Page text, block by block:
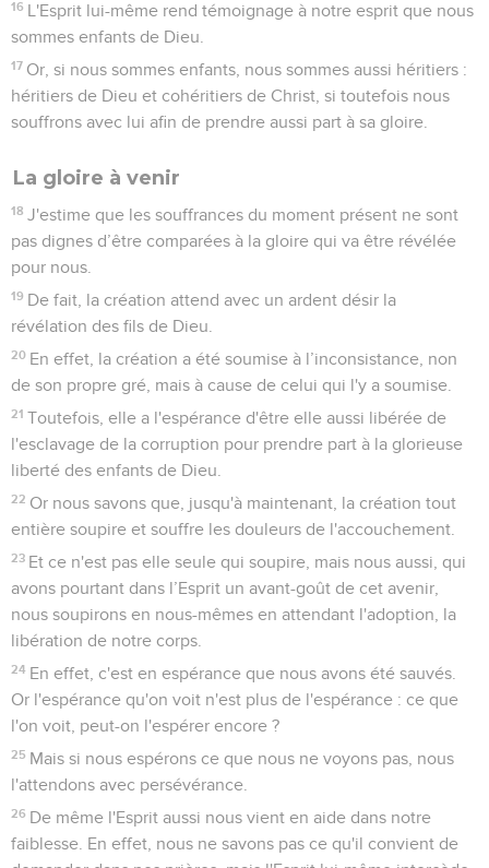
16 L'Esprit lui-même rend témoignage à notre esprit que nous
sommes enfants de Dieu.
17 Or, si nous sommes enfants, nous sommes aussi héritiers :
héritiers de Dieu et cohéritiers de Christ, si toutefois nous
souffrons avec lui afin de prendre aussi part à sa gloire.
La gloire à venir
18 J'estime que les souffrances du moment présent ne sont
pas dignes d’être comparées à la gloire qui va être révélée
pour nous.
19 De fait, la création attend avec un ardent désir la
révélation des fils de Dieu.
20 En effet, la création a été soumise à l’inconsistance, non
de son propre gré, mais à cause de celui qui l'y a soumise.
21 Toutefois, elle a l'espérance d'être elle aussi libérée de
l'esclavage de la corruption pour prendre part à la glorieuse
liberté des enfants de Dieu.
22 Or nous savons que, jusqu'à maintenant, la création tout
entière soupire et souffre les douleurs de l'accouchement.
23 Et ce n'est pas elle seule qui soupire, mais nous aussi, qui
avons pourtant dans l’Esprit un avant-goût de cet avenir,
nous soupirons en nous-mêmes en attendant l'adoption, la
libération de notre corps.
24 En effet, c'est en espérance que nous avons été sauvés.
Or l'espérance qu'on voit n'est plus de l'espérance : ce que
l'on voit, peut-on l'espérer encore ?
25 Mais si nous espérons ce que nous ne voyons pas, nous
l'attendons avec persévérance.
26 De même l'Esprit aussi nous vient en aide dans notre
faiblesse. En effet, nous ne savons pas ce qu'il convient de